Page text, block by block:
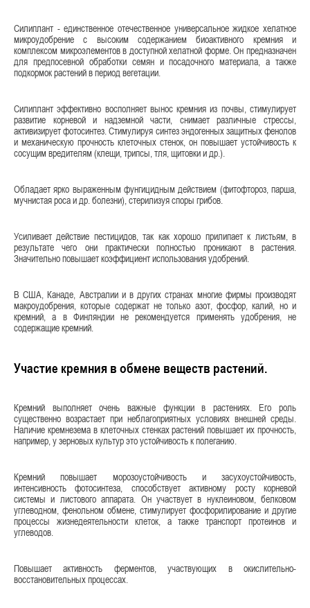
Силиплант - единственное отечественное универсальное жидкое хелатное
микроудобрение с высоким содержанием биоактивного кремния и
комплексом микроэлементов в доступной хелатной форме. Он предназначен
для предпосевной обработки семян и посадочного материала, а также
подкормок растений в период вегетации.
Силиплант эффективно восполняет вынос кремния из почвы, стимулирует
развитие корневой и надземной части, снимает различные стрессы,
активизирует фотосинтез. Стимулируя синтез эндогенных защитных фенолов
и механическую прочность клеточных стенок, он повышает устойчивость к
сосущим вредителям (клещи, трипсы, тля, щитовки и др.).
Обладает ярко выраженным фунгицидным действием (фитофтороз, парша,
мучнистая роса и др. болезни), стерилизуя споры грибов.
Усиливает действие пестицидов, так как хорошо прилипает к листьям, в
результате чего они практически полностью проникают в растения.
Значительно повышает коэффициент использования удобрений.
В США, Канаде, Австралии и в других странах многие фирмы производят
макроудобрения, которые содержат не только азот, фосфор, калий, но и
кремний, а в Финляндии не рекомендуется применять удобрения, не
содержащие кремний.
Участие кремния в обмене веществ растений.
Кремний выполняет очень важные функции в растениях. Его роль
существенно возрастает при неблагоприятных условиях внешней среды.
Наличие кремнезема в клеточных стенках растений повышает их прочность,
например, у зерновых культур это устойчивость к полеганию.
Кремний повышает морозоустойчивость и засухоустойчивость,
интенсивность фотосинтеза, способствует активному росту корневой
системы и листового аппарата. Он участвует в нуклеиновом, белковом
углеводном, фенольном обмене, стимулирует фосфорилирование и другие
процессы жизнедеятельности клеток, а также транспорт протеинов и
углеводов.
Повышает активность ферментов, участвующих в окислительно-
восстановительных процессах.